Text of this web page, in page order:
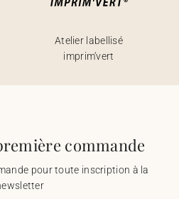
Atelier labellisé
imprim'vert
commande
pour toute inscription à la